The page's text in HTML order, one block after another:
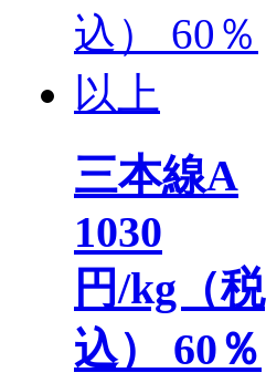
三本線A
1030
円/kg（税
込） 60％